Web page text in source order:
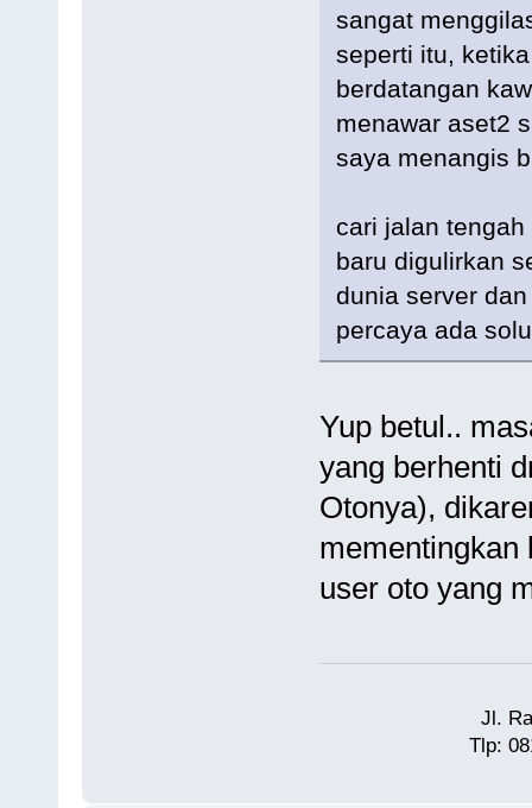
sangat
seperti itu,
berdatangan
menawar aset2
saya menangis
cari jalan
baru digulirkan
dunia server
percaya ada
Yup betul..
yang berhenti
Otonya),
mementingkan
user oto yang
Jl.
Tlp: